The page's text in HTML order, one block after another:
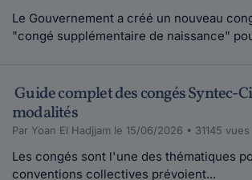
Le Gouvernement a créé un nouveau
"congé supplémentaire de naissance"
Guide complet des congés Syntec-
modalités
Par Yoan El Hadjjam le 15/06/2026 • 31145 vues
Les congés sont l'une des thématiques
conventions collectives prévoient...